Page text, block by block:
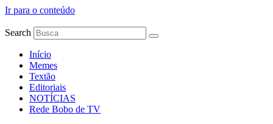
Ir para o conteúdo
Search
Início
Memes
Textão
Editoriais
NOTÍCIAS
Rede Bobo de TV